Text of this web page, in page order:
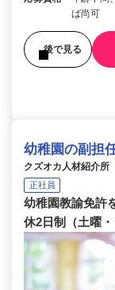
ば尚可
後で見る
幼稚園の副担
クズオカ人材紹介所
正社員
幼稚園教諭免許
休2日制（土曜・